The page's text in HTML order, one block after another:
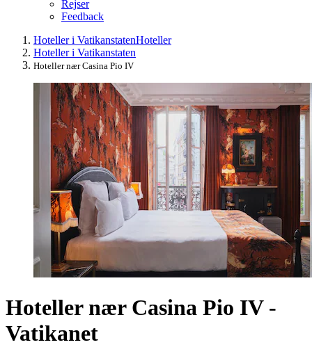
Rejser
Feedback
Hoteller i VatikanstatenHoteller
Hoteller i Vatikanstaten
Hoteller nær Casina Pio IV
Hoteller nær Casina Pio IV -
Vatikanet